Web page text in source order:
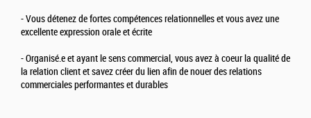
- Vous détenez de fortes compétences relationnelles et vous avez une
excellente expression orale et écrite
- Organisé.e et ayant le sens commercial, vous avez à coeur la qualité de
la relation client et savez créer du lien afin de nouer des relations
commerciales performantes et durables